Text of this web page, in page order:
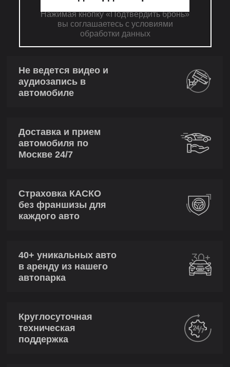
Нажимая кнопку «Подтвердить бронь»
вы соглашаетесь с условиями
обработки данных
Не ведется видео и
аудиозапись в
автомобиле
Доставка и прием
автомобиля по
Москве 24/7
Страховка КАСКО
без франшизы для
каждого авто
40+ уникальных авто
в аренду из нашего
автопарка
Круглосуточная
техническая
поддержка